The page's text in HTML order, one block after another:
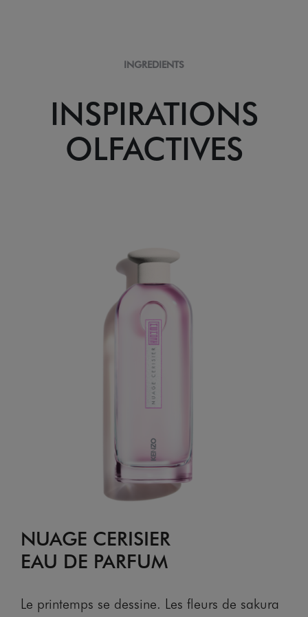
INGREDIENTS
INSPIRATIONS
OLFACTIVES
NUAGE CERISIER
EAU DE PARFUM
Le printemps se dessine. Les fleurs de sakura